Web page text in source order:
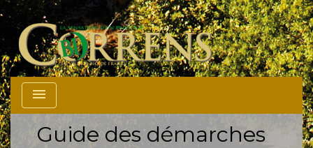
menu
Guide des démarches